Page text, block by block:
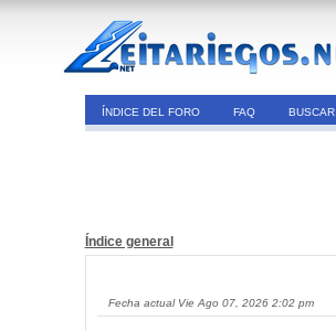
ÍNDICE DEL FORO FAQ BUSCAR
Índice general
Fecha actual Vie Ago 07, 2026 2:02 pm